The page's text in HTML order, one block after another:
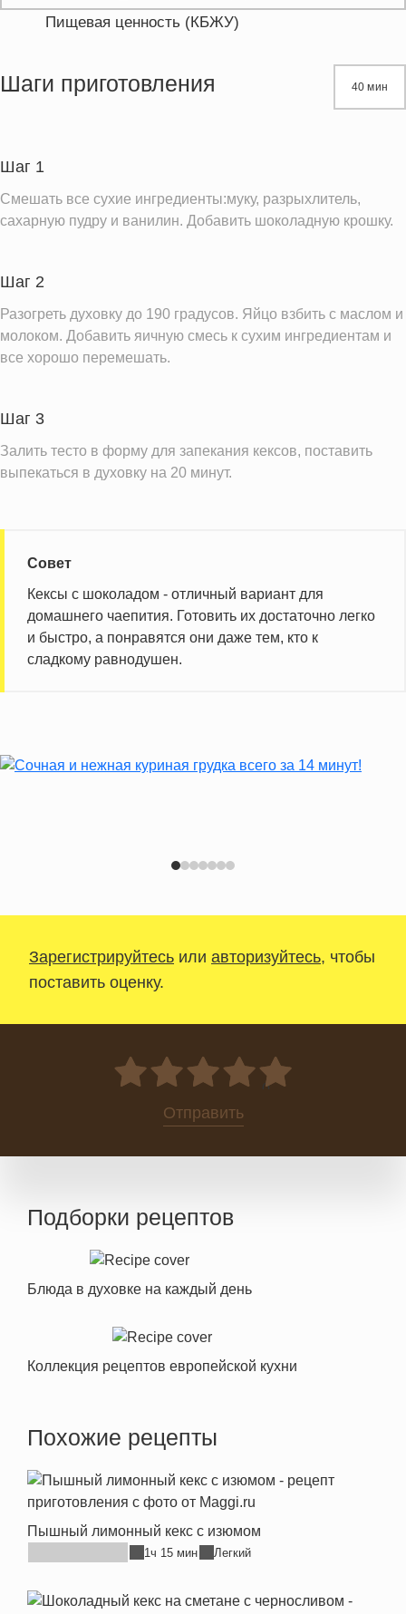
Пищевая ценность (КБЖУ)
Жиры
Пищевые волокна
Натрий
Кальций
94.1 мг
Насыщенные жиры
Информация для одной порции
Шаги приготовления 40 мин
Шаг 1
Смешать все сухие ингредиенты:муку, разрыхлитель,
сахарную пудру и ванилин. Добавить шоколадную крошку.
Шаг 2
Разогреть духовку до 190 градусов. Яйцо взбить с маслом и
молоком. Добавить яичную смесь к сухим ингредиентам и
все хорошо перемешать.
Шаг 3
Залить тесто в форму для запекания кексов, поставить
выпекаться в духовку на 20 минут.
Совет
Кексы с шоколадом - отличный вариант для
домашнего чаепития. Готовить их достаточно легко
и быстро, а понравятся они даже тем, кто к
сладкому равнодушен.
Зарегистрируйтесь или авторизуйтесь, чтобы
поставить оценку.
0
Отправить
Подборки рецептов
Блюда в духовке на каждый день
Коллекция рецептов европейской кухни
Похожие рецепты
Пышный лимонный кекс с изюмом
1ч 15 мин Легкий